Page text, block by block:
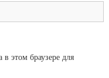
этом браузере для